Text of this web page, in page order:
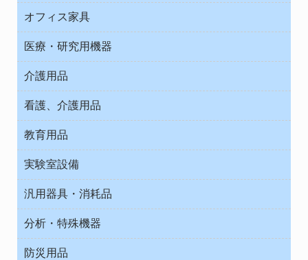
与薬・調剤薬局
ＯＡ・パソコン用品
オフィス家具
オフィス作業用品
医療・研究用機器
ウエアー
チューブコネクタ素材
テープ・ラベル・紙製
デシケーター類
ベット周辺
ベンチ無菌ドラフト
院内感染防止、空気清浄器類
運搬
温度・湿度管理機器
介護用品
介護・リハビリ
看護、介護用品
院内感染防止、空気清浄器類
救急
健康機器・用品
事務・受付
処置・手術
中材・滅菌・洗浄
教育用品
ノート・紙製品
実験室設備
コンテナー保温容器
工具類
事務用品・ＯＡデスク
清掃用品
汎用器具・消耗品
テープ・ラベル・紙製
金属・樹脂実験必需２
分析・特殊機器
検査用品
防災用品